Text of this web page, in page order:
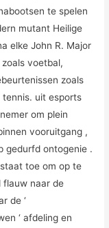
te spelen
mutant Heilige
elke John R. Major
voetbal,
zoals
uit esports
om plein
vooruitgang ,
gedurfd ontogenie .
toe om op te
flauw naar de
de ‘
‘ afdeling en